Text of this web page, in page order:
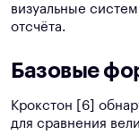
визуальные
отсчёта.
Базовые
Крокстон [6]
для сравнения